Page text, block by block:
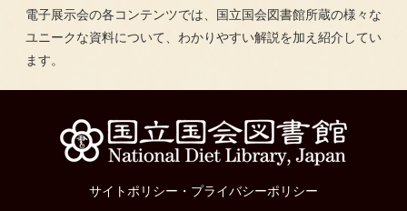
電子展示会の各コンテンツでは、国立国会図書館所蔵の様々な
ユニークな資料について、わかりやすい解説を加え紹介してい
ます。
サイトポリシー ・ プライバシーポリシー